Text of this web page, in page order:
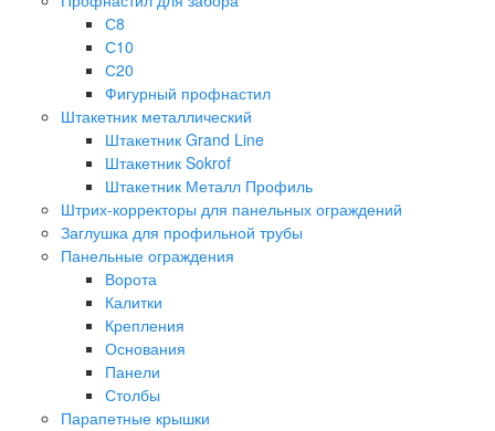
С8
С10
С20
Фигурный профнастил
Штакетник металлический
Штакетник Grand Line
Штакетник Sokrof
Штакетник Металл Профиль
Штрих-корректоры для панельных ограждений
Заглушка для профильной трубы
Панельные ограждения
Ворота
Калитки
Крепления
Основания
Панели
Столбы
Парапетные крышки